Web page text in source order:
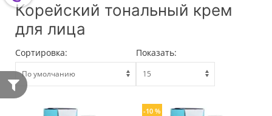
Корейский тональный крем
для лица
Сортировка: Показать:
-10 %